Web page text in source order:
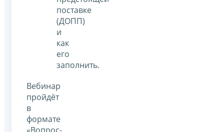
поставке
(ДОПП)
и
как
его
заполнить.
Вебинар
пройдёт
в
формате